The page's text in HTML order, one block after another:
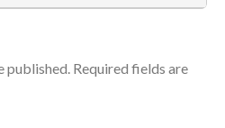
published. Required fields are